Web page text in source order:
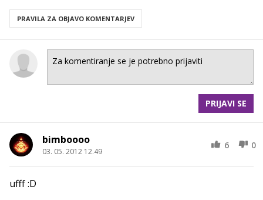
PRAVILA ZA OBJAVO KOMENTARJEV
PRIJAVI SE
bimboooo
03. 05. 2012 12.49
6 0
ufff :D